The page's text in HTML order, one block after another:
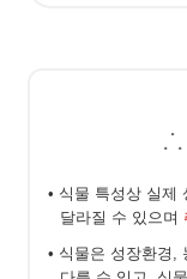
⸫
• 식물 특성상 실제
달라질 수 있으며
• 식물은 성장환경,